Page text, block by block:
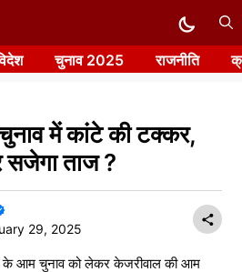
चुनाव 2025 राजनीति
चुनाव में कांटे की टक्कर,
ताज ?
29, 2025
के आम चुनाव को लेकर केजरीवाल की आम